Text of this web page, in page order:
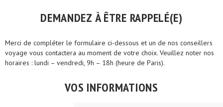
DEMANDEZ À ÊTRE RAPPELÉ(E)
Merci de compléter le formulaire ci-dessous et un de nos conseillers
voyage vous contactera au moment de votre choix. Veuillez noter nos
horaires : lundi – vendredi, 9h – 18h (heure de Paris).
VOS INFORMATIONS